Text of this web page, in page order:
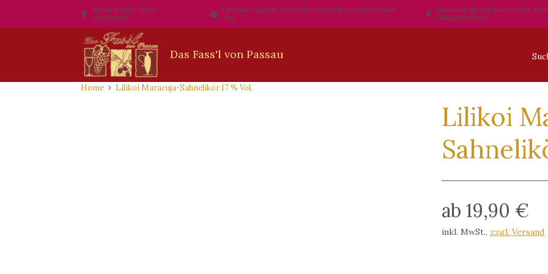
Immer wieder neues
entdecken
Optimale Qualität zu fairen Preisen für jeden und jeden
Tag
Besuchen Sie das Fass´l in der
Fußgängerzone
Home Lilikoi Maracuja-Sahnelikör 17 % Vol.
Lilikoi
ab 19,90 €
inkl. MwSt., zzgl. Versand